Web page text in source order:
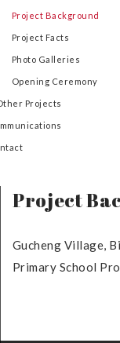
Project Background
Project Facts
Photo Galleries
Opening Ceremony
Projects
Project
Gucheng Village,
Primary School